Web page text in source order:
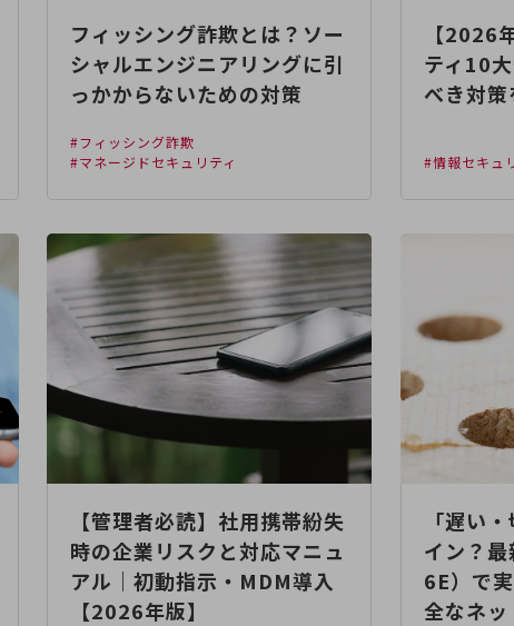
フィッシング詐欺とは？ソー
シャルエンジニアリングに引
っかからないための対策
#フィッシング詐欺
#マネージドセキュリティ
【2026
ティ10
べき対
#情報セキュ
【管理者必読】社用携帯紛失
時の企業リスクと対応マニュ
アル｜初動指示・MDM導入
【2026年版】
「遅い
イン？
6E）で
全なネ